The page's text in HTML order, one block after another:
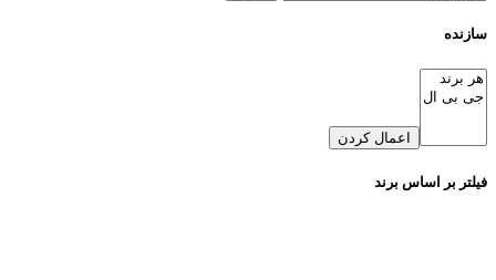
سازنده
اعمال کردن
فیلتر بر اساس برند